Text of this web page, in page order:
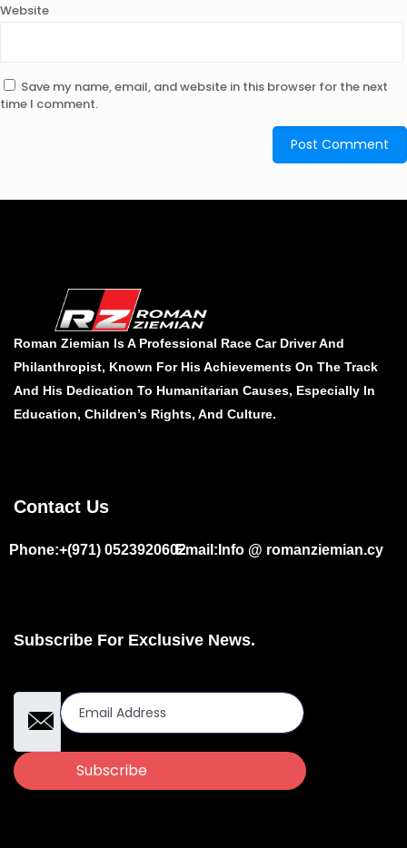
Website
Save my name, email, and website in this browser for the next
time I comment.
Roman Ziemian Is A Professional Race Car Driver And
Philanthropist, Known For His Achievements On The Track
And His Dedication To Humanitarian Causes, Especially In
Education, Children’s Rights, And Culture.
Contact Us
Phone:+(971) 0523920602Email:Info @ romanziemian.cy
Subscribe For Exclusive News.
Subscribe